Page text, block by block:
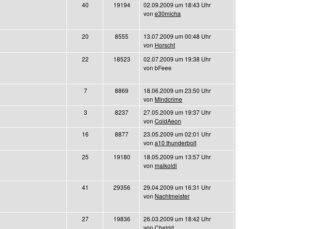
40 19194
02.09.2009 um 18:43 Uhr
von e30micha
20 8555
13.07.2009 um 00:48 Uhr
von Horscht
22 18523
02.07.2009 um 19:38 Uhr
von bFeee
7 8869
18.06.2009 um 23:50 Uhr
von Mindcrime
3 8237
27.05.2009 um 19:37 Uhr
von ColdAeon
16 8877
23.05.2009 um 02:01 Uhr
von a10 thunderbolt
25 19180
18.05.2009 um 13:57 Uhr
von maikoldi
41 29356
29.04.2009 um 16:31 Uhr
von Nachtmeister
27 19836
26.03.2009 um 18:42 Uhr
von Chelrid